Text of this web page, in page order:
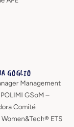
GOGLIO
Management
GSoM –
Comité
ETS